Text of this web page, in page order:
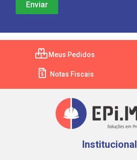
Meus Pedidos
Notas Fiscais
Institucional